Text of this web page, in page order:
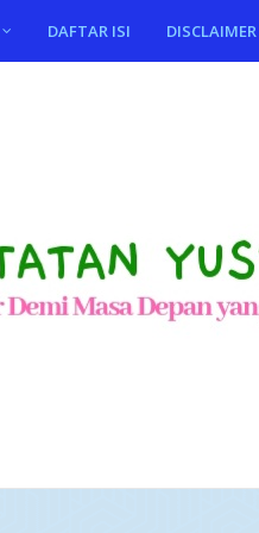
DAFTAR ISI DISCLAIMER